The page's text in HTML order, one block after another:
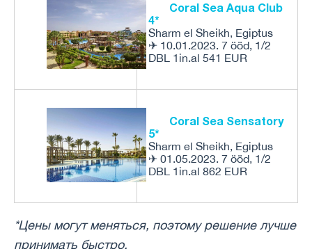
Coral Sea Aqua Club
4*
Sharm el Sheikh, Egiptus
✈ 10.01.2023. 7 ööd, 1/2
DBL 1in.al 541 EUR
Coral Sea Sensatory
5*
Sharm el Sheikh, Egiptus
✈ 01.05.2023. 7 ööd, 1/2
DBL 1in.al 862 EUR
*Цены могут меняться, поэтому решение лучше
принимать быстро.